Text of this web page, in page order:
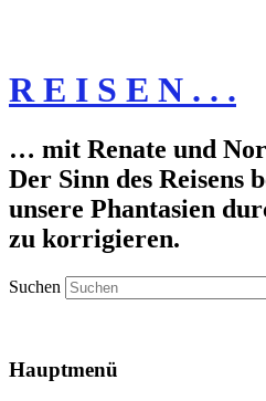
R E I S E N . . .
… mit Renate und
Der Sinn des Reisens
unsere Phantasien
zu korrigieren.
Suchen
Hauptmenü